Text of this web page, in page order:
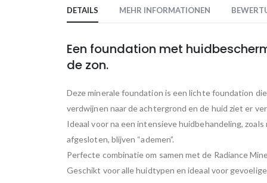
the
of
images
DETAILS
Een foundation met
de zon.
Deze minerale foundation is een lichte foundation
verdwijnen naar de achtergrond en de huid ziet er
Ideaal voor na een intensieve huidbehandeling,
afgesloten, blijven “ademen”.
Perfecte combinatie om samen met de Radiance
Geschikt voor alle huidtypen en ideaal voor
MEHR INFORMATIONEN